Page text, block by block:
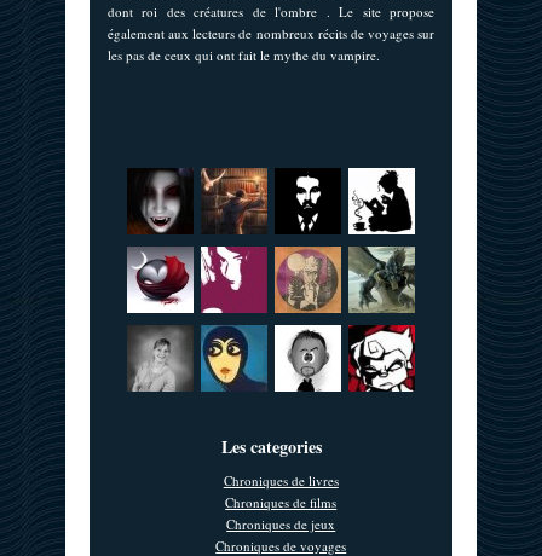
dont roi des créatures de l'ombre . Le site propose
également aux lecteurs de nombreux récits de voyages sur
les pas de ceux qui ont fait le mythe du vampire.
Les categories
Chroniques de livres
Chroniques de films
Chroniques de jeux
Chroniques de voyages